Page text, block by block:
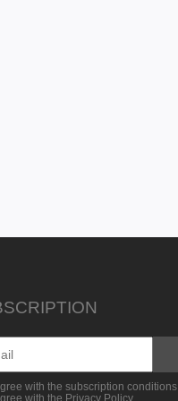
with the subscription conditions
with the Privacy Policy